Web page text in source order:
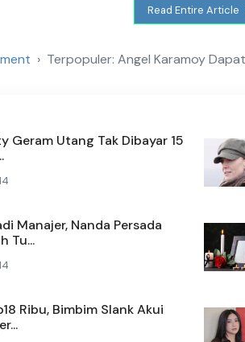
Read Entire Article
Terpopuler: Angel Karamoy
Geram Utang Tak Dibayar 15
Manajer, Nanda Persada
Tu...
Ribu, Bimbim Slank Akui